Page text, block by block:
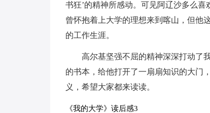
书狂’的精神所感动。可见阿辽沙多么
曾怀抱着上大学的理想来到喀山，但他
的工作生涯。
高尔基坚强不屈的精神深深打动了
的书本，给他打开了一扇扇知识的大门
义，希望大家都来读读。
《我的大学》读后感3